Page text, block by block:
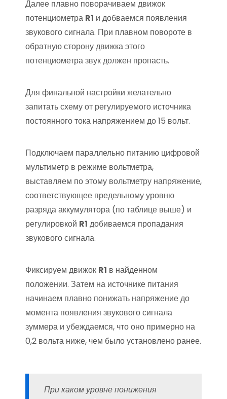
Далее плавно поворачиваем движок
потенциометра R1 и добваемся появления
звукового сигнала. При плавном повороте в
обратную сторону движка этого
потенциометра звук должен пропасть.
Для финальной настройки желательно
запитать схему от регулируемого источника
постоянного тока напряжением до 15 вольт.
Подключаем параллельно питанию цифровой
мультиметр в режиме вольтметра,
выставляем по этому вольтметру напряжение,
соответствующее предельному уровню
разряда аккумулятора (по таблице выше) и
регулировкой R1 добиваемся пропадания
звукового сигнала.
Фиксируем движок R1 в найденном
положении. Затем на источнике питания
начинаем плавно понижать напряжение до
момента появления звукового сигнала
зуммера и убеждаемся, что оно примерно на
0,2 вольта ниже, чем было установлено ранее.
При каком уровне понижения